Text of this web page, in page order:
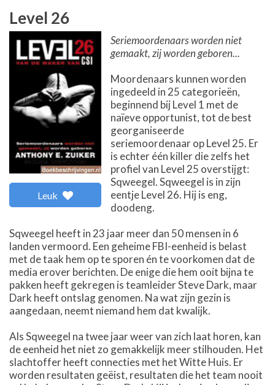
Level 26
Leuk
Seriemoordenaars worden niet
gemaakt, zij worden geboren...
Moordenaars kunnen worden
ingedeeld in 25 categorieën,
beginnend bij Level 1 met de
naïeve opportunist, tot de best
georganiseerde
seriemoordenaar op Level 25. Er
is echter één killer die zelfs het
profiel van Level 25 overstijgt:
Sqweegel. Sqweegel is in zijn
eentje Level 26. Hij is eng,
doodeng.
Sqweegel heeft in 23 jaar meer dan 50 mensen in 6
landen vermoord. Een geheime FBI-eenheid is belast
met de taak hem op te sporen én te voorkomen dat de
media erover berichten. De enige die hem ooit bijna te
pakken heeft gekregen is teamleider Steve Dark, maar
Dark heeft ontslag genomen. Na wat zijn gezin is
aangedaan, neemt niemand hem dat kwalijk.
Als Sqweegel na twee jaar weer van zich laat horen, kan
de eenheid het niet zo gemakkelijk meer stilhouden. Het
slachtoffer heeft connecties met het Witte Huis. Er
worden resultaten geëist, resultaten die het team nooit